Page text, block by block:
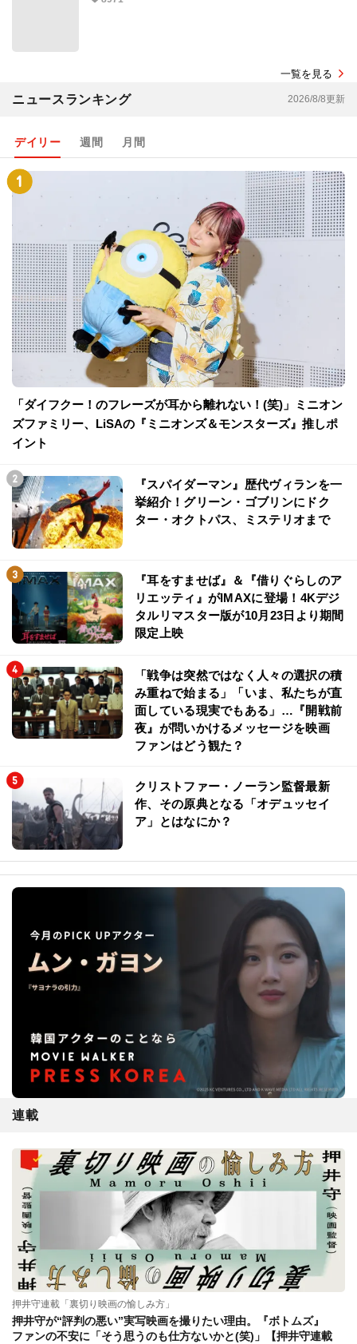
一覧を見る
ニュースランキング 2026/8/8更新
デイリー 週間 月間
「ダイフクー！のフレーズが耳から離れない！(笑)」ミニオン
ズファミリー、LiSAの『ミニオンズ＆モンスターズ』推しポ
イント
『スパイダーマン』歴代ヴィランを一
挙紹介！グリーン・ゴブリンにドク
ター・オクトパス、ミステリオまで
『耳をすませば』＆『借りぐらしのア
リエッティ』がIMAXに登場！4Kデジ
タルリマスター版が10月23日より期間
限定上映
「戦争は突然ではなく人々の選択の積
み重ねで始まる」「いま、私たちが直
面している現実でもある」…『開戦前
夜』が問いかけるメッセージを映画
ファンはどう観た？
クリストファー・ノーラン監督最新
作、その原典となる「オデュッセイ
ア」とはなにか？
連載
押井守連載「裏切り映画の愉しみ方」
押井守が“評判の悪い”実写映画を撮りたい理由。『ボトムズ』
ファンの不安に「そう思うのも仕方ないかと(笑)」【押井守連載